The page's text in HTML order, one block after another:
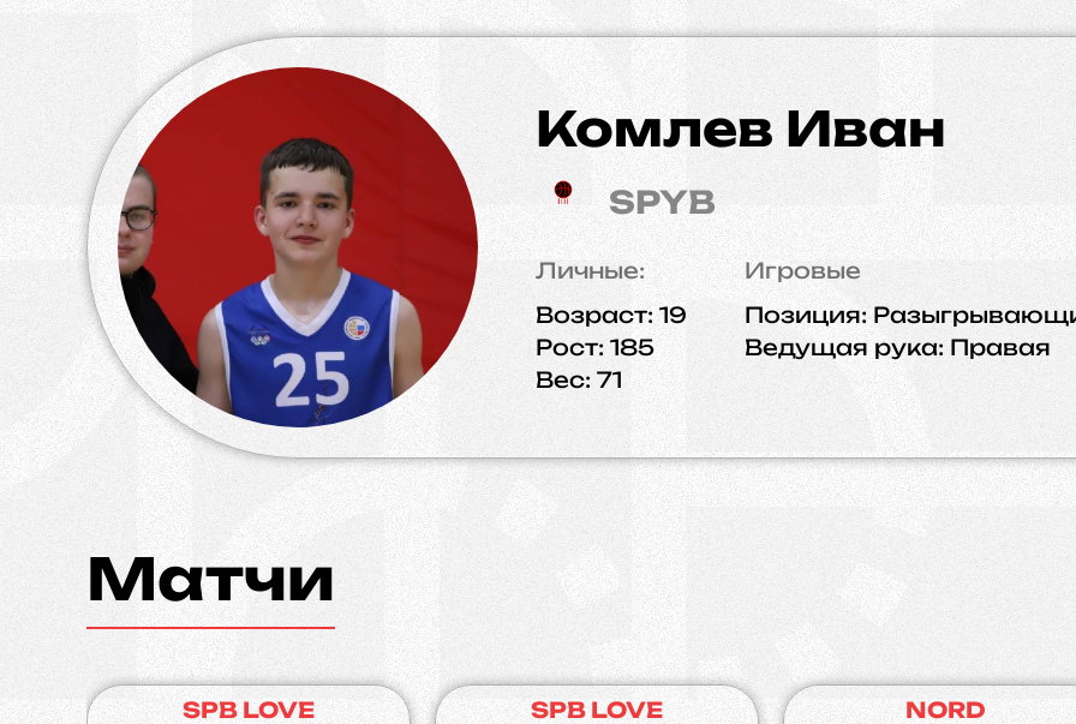
Комлев Иван
SPYB
Личные:
Возраст:19
Рост: 185
Вес: 71
Игровые
Позиция:
Ведущая рука: Правая
Матчи
SPB LOVE SPB LOVE NORD